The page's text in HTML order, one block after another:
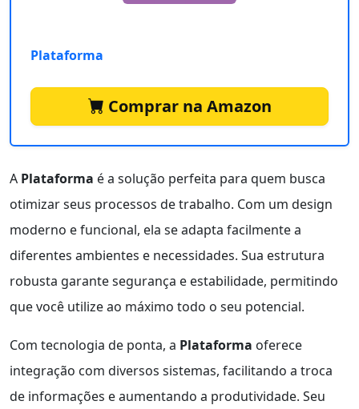
Plataforma
Comprar na Amazon
A Plataforma é a solução perfeita para quem busca
otimizar seus processos de trabalho. Com um design
moderno e funcional, ela se adapta facilmente a
diferentes ambientes e necessidades. Sua estrutura
robusta garante segurança e estabilidade, permitindo
que você utilize ao máximo todo o seu potencial.
Com tecnologia de ponta, a Plataforma oferece
integração com diversos sistemas, facilitando a troca
de informações e aumentando a produtividade. Seu